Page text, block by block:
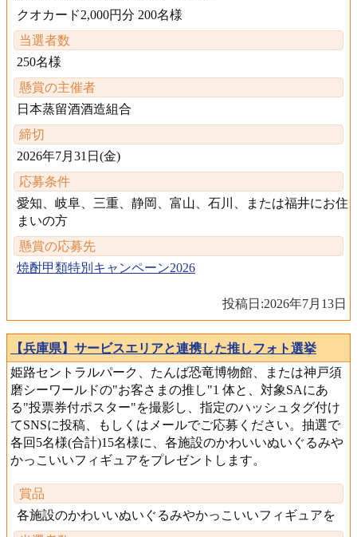
クオカード2,000円分 200名様
当選者数
250名様
懸賞の主催者
日本蒸留酒酒造組合
締切
2026年7月31日(金)
応募条件
愛知、岐阜、三重、静岡、富山、石川、または福井にお住
まいの方
懸賞の応募先
焼酎甲類特別キャンペーン2026
投稿日:2026年7月13日
【兵庫県】サービスエリアと連携した推しフォト選挙
姫路セントラルパーク、たんば恐竜博物館、または神戸須
磨シーワールドの"お客さまの推し"1 体と、対象SAにあ
る"投票券付ポスター"を撮影し、指定のハッシュタグ付け
てSNSに投稿、もしくはメールでご応募ください。抽選で
各回5名様(合計)15名様に、各施設のかわいいぬいぐるみや
かっこいいフィギュアをプレゼントします。
賞品
各施設のかわいいぬいぐるみやかっこいいフィギュアを